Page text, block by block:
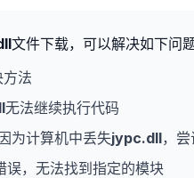
文件下载，可以解决如下问题
法
无法继续执行代码
为计算机中丢失jypc.dll，
误，无法找到指定的模块